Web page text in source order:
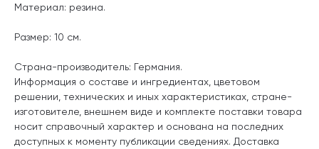
Материал: резина.
Размер: 10 см.
Страна-производитель: Германия.
Информация о составе и ингредиентах, цветовом
решении, технических и иных характеристиках, стране-
изготовителе, внешнем виде и комплекте поставки товара
носит справочный характер и основана на последних
доступных к моменту публикации сведениях. Доставка